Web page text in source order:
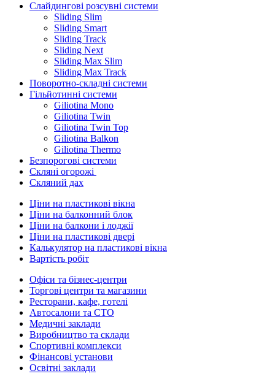
Слайдингові розсувні системи
Sliding Slim
Sliding Smart
Sliding Track
Sliding Next
Sliding Max Slim
Sliding Max Track
Поворотно-складні системи
Гільйотинні системи
Giliotina Mono
Giliotina Twin
Giliotina Twin Top
Giliotina Balkon
Giliotina Thermo
Безпорогові системи
Скляні огорожі
Скляний дах
Ціни на пластикові вікна
Ціни на балконний блок
Ціни на балкони і лоджії
Ціни на пластикові двері
Калькулятор на пластикові вікна
Вартість робіт
Офіси та бізнес-центри
Торгові центри та магазини
Ресторани, кафе, готелі
Автосалони та СТО
Медичні заклади
Виробництво та склади
Спортивні комплекси
Фінансові установи
Освітні заклади